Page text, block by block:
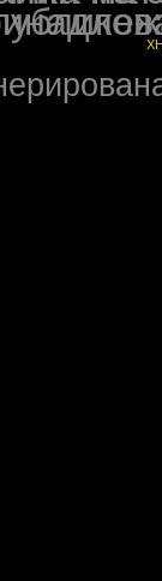
на форуме